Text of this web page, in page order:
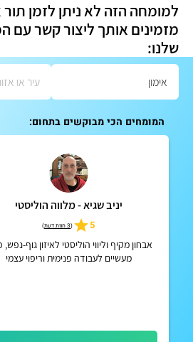
למומחה הזה לא ניתן לזמן
מזמינים אותך ליצור קשר עם
שלנו:
המומחים הכי מבוקשים בתחום:
יניב שגיא - מלווה הוליסטי
5
(3 חוות דעת )
אבחון מקיף וליווי הוליסטי לאיזון גוף-נפש,
מעשיים לעבודה פנימית וריפוי עצמי